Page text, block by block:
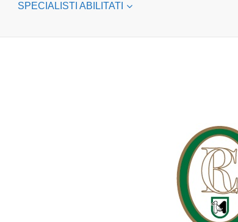
SPECIALISTI ABILITATI